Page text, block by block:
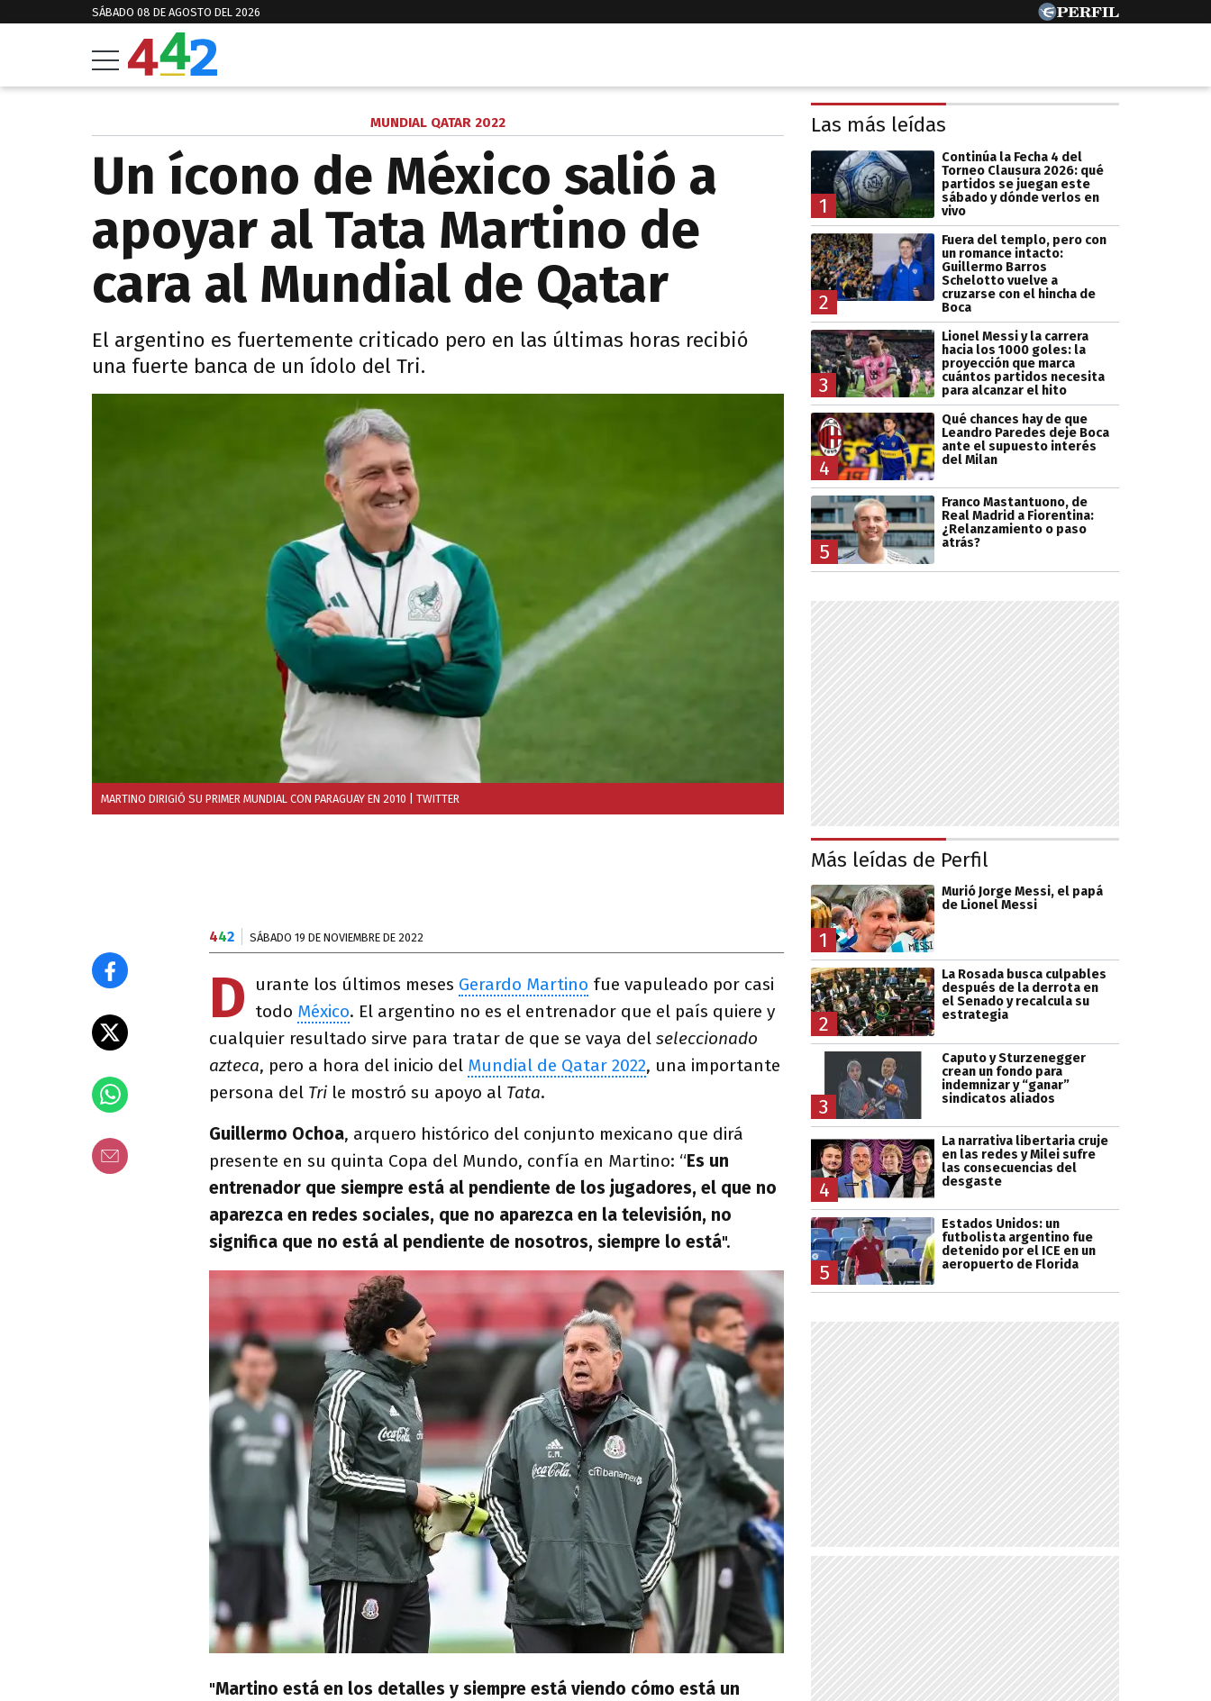
SÁBADO 08 DE AGOSTO DEL 2026
MUNDIAL QATAR 2022
Un ícono de México salió a
apoyar al Tata Martino de
cara al Mundial de Qatar
El argentino es fuertemente criticado pero en las últimas horas recibió
una fuerte banca de un ídolo del Tri.
MARTINO DIRIGIÓ SU PRIMER MUNDIAL CON PARAGUAY EN 2010 | TWITTER
442 SÁBADO 19 DE NOVIEMBRE DE 2022
D urante los últimos meses Gerardo Martino fue vapuleado por casi
todo México. El argentino no es el entrenador que el país quiere y
cualquier resultado sirve para tratar de que se vaya del seleccionado
azteca, pero a hora del inicio del Mundial de Qatar 2022, una importante
persona del Tri le mostró su apoyo al Tata.
Guillermo Ochoa, arquero histórico del conjunto mexicano que dirá
presente en su quinta Copa del Mundo, confía en Martino: “Es un
entrenador que siempre está al pendiente de los jugadores, el que no
aparezca en redes sociales, que no aparezca en la televisión, no
significa que no está al pendiente de nosotros, siempre lo está".
"Martino está en los detalles y siempre está viendo cómo está un
Las más leídas
1
Continúa la Fecha 4 del
Torneo Clausura 2026: qué
partidos se juegan este
sábado y dónde verlos en
vivo
2
Fuera del templo, pero con
un romance intacto:
Guillermo Barros
Schelotto vuelve a
cruzarse con el hincha de
Boca
3
Lionel Messi y la carrera
hacia los 1000 goles: la
proyección que marca
cuántos partidos necesita
para alcanzar el hito
4
Qué chances hay de que
Leandro Paredes deje Boca
ante el supuesto interés
del Milan
5
Franco Mastantuono, de
Real Madrid a Fiorentina:
¿Relanzamiento o paso
atrás?
Más leídas de Perfil
1
Murió Jorge Messi, el papá
de Lionel Messi
2
La Rosada busca culpables
después de la derrota en
el Senado y recalcula su
estrategia
3
Caputo y Sturzenegger
crean un fondo para
indemnizar y “ganar”
sindicatos aliados
4
La narrativa libertaria cruje
en las redes y Milei sufre
las consecuencias del
desgaste
5
Estados Unidos: un
futbolista argentino fue
detenido por el ICE en un
aeropuerto de Florida